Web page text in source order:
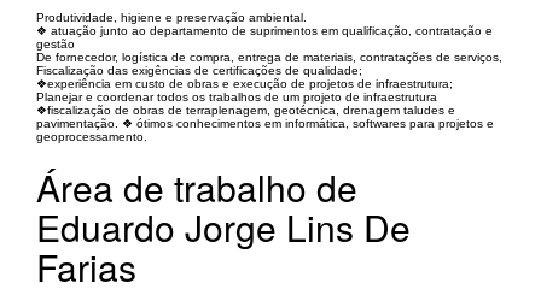
Produtividade, higiene e preservação ambiental.
❖ atuação junto ao departamento de suprimentos em qualificação, contratação e
gestão
De fornecedor, logística de compra, entrega de materiais, contratações de serviços,
Fiscalização das exigências de certificações de qualidade;
❖experiência em custo de obras e execução de projetos de infraestrutura;
Planejar e coordenar todos os trabalhos de um projeto de infraestrutura
❖fiscalização de obras de terraplenagem, geotécnica, drenagem taludes e
pavimentação. ❖ ótimos conhecimentos em informática, softwares para projetos e
geoprocessamento.
Área de trabalho de
Eduardo Jorge Lins De
Farias